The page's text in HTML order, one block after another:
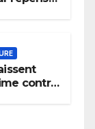
contre